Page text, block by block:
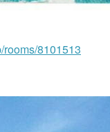
rooms/8101513